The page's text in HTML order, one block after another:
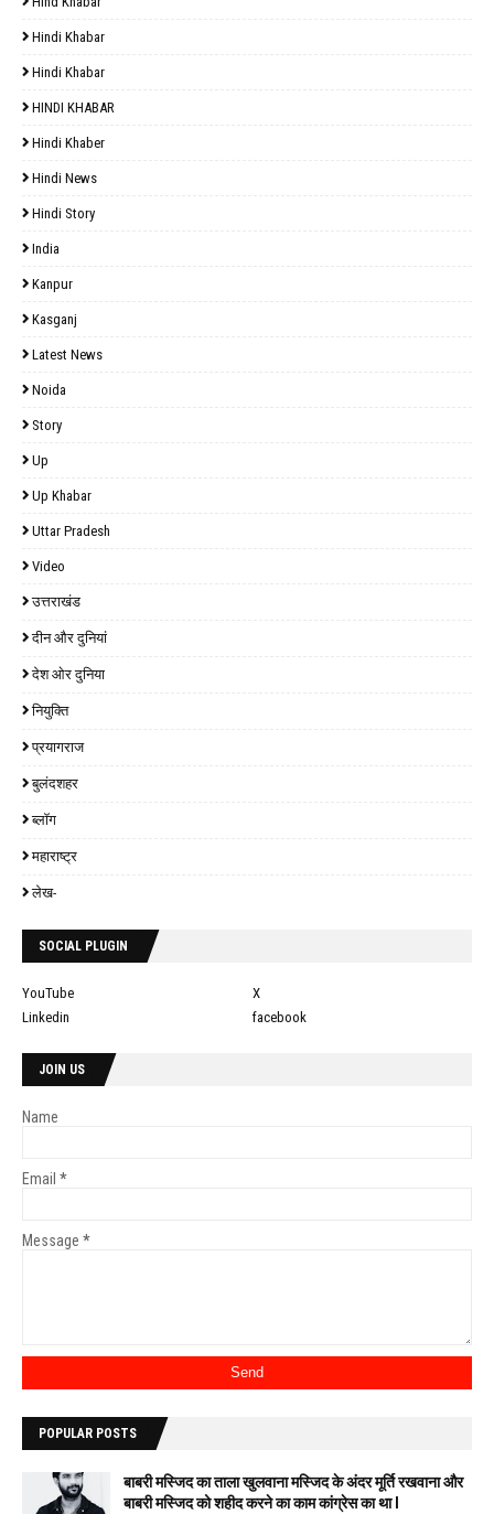
Hindi Khabar
Hindi Khabar
HINDI KHABAR
Hindi Khaber
Hindi News
Hindi Story
India
Kanpur
Kasganj
Latest News
Noida
Story
Up
Up Khabar
Uttar Pradesh
Video
उत्तराखंड
दीन और दुनियां
देश ओर दुनिया
नियुक्ति
प्रयागराज
बुलंदशहर
ब्लॉग
महाराष्ट्र
लेख-
SOCIAL PLUGIN
YouTube
X
Linkedin
facebook
JOIN US
Name
Email *
Message *
POPULAR POSTS
बाबरी मस्जिद का ताला खुलवाना मस्जिद के अंदर मूर्ति रखवाना और
बाबरी मस्जिद को शहीद करने का काम कांग्रेस का था l